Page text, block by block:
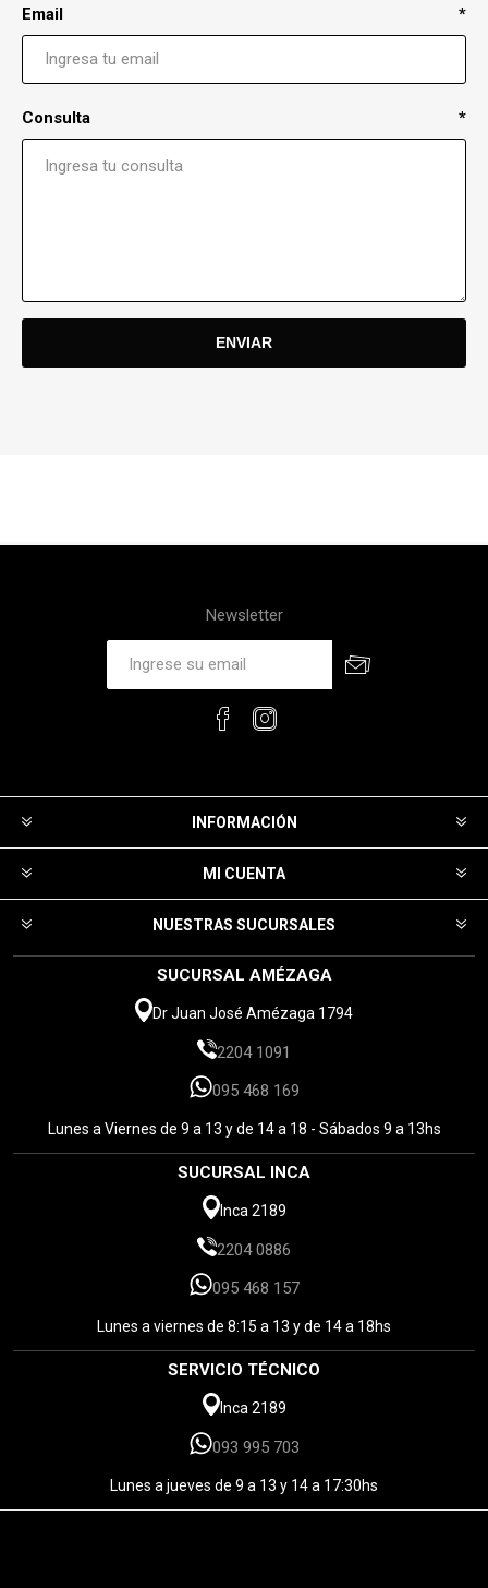
Email *
Consulta *
Newsletter
INFORMACIÓN
MI CUENTA
NUESTRAS SUCURSALES
SUCURSAL AMÉZAGA
Dr Juan José Amézaga 1794
2204 1091
095 468 169
Lunes a Viernes de 9 a 13 y de 14 a 18 - Sábados 9 a 13hs
SUCURSAL INCA
Inca 2189
2204 0886
095 468 157
Lunes a viernes de 8:15 a 13 y de 14 a 18hs
SERVICIO TÉCNICO
Inca 2189
093 995 703
Lunes a jueves de 9 a 13 y 14 a 17:30hs